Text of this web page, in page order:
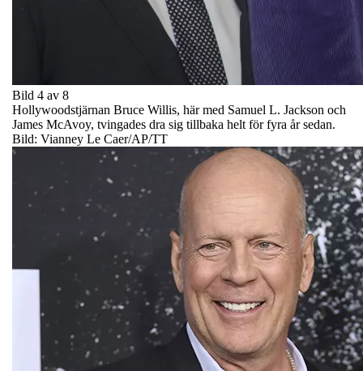
Bild 4 av 8
Hollywoodstjärnan Bruce Willis, här med Samuel L. Jackson och
James McAvoy, tvingades dra sig tillbaka helt för fyra år sedan.
Bild: Vianney Le Caer/AP/TT